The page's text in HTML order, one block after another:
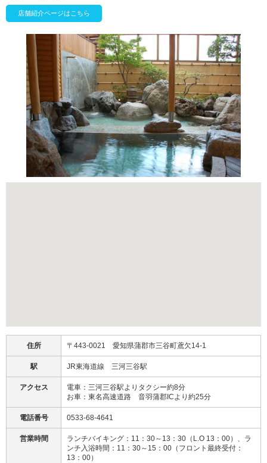
店舗紹介ページはこちら
住所 〒443-0021 愛知県蒲郡市三谷町鳶欠14-1
駅 JR東海道線 三河三谷駅
アクセス
電車：三河三谷駅よりタクシー約8分
お車：東名高速道路 音羽蒲郡ICより約25分
電話番号 0533-68-4641
営業時間
ランチバイキング：11：30～13：30（L.O 13：00）、ラ
ンチ入浴時間：11：30～15：00（フロント最終受付：
13：00）